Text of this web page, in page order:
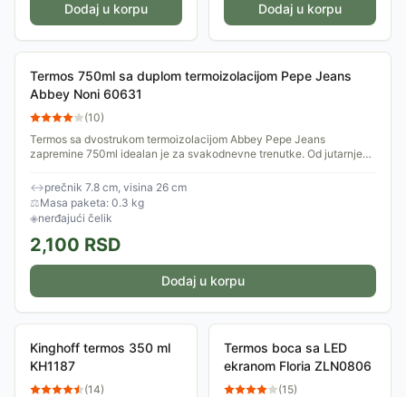
Dodaj u korpu Dodaj u korpu
Termos 750ml sa duplom termoizolacijom Pepe Jeans
Abbey Noni 60631
(10)
Termos sa dvostrukom termoizolacijom Abbey Pepe Jeans
zapremine 750ml idealan je za svakodnevne trenutke. Od jutarnje
↔prečnik 7.8 cm, visina 26 cm
⚖Masa paketa: 0.3 kg
◈nerđajući čelik
2,100 RSD
Dodaj u korpu
Kinghoff termos 350 ml
KH1187
(14)
Termos boca sa LED
ekranom Floria ZLN0806
(15)